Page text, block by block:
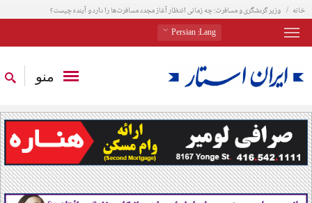
خانه وزیر گردشگری و مسافرت: چه زمانی انتظار آغاز مجدد مسافرت‌ها را دارد و آینده چیست؟
Lang
: Persian
منو